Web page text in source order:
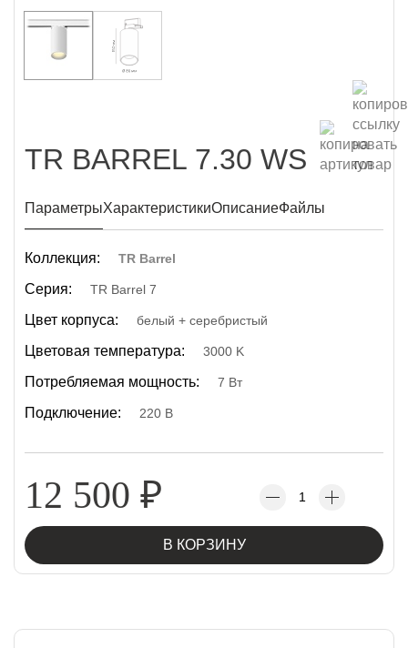
TR BARREL 7.30 WS
ПараметрыХарактеристикиОписаниеФайлы
Коллекция: TR Barrel
Серия: TR Barrel 7
Цвет корпуса: белый + серебристый
Цветовая температура: 3000 K
Потребляемая мощность: 7 Вт
Подключение: 220 В
12 500 ₽
В КОРЗИНУ